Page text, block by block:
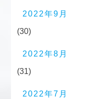
2022年9月
(30)
2022年8月
(31)
2022年7月